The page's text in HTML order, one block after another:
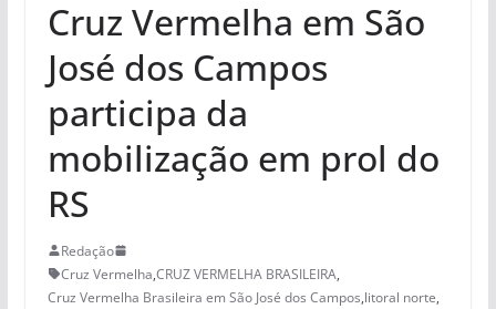
Cruz Vermelha em São
José dos Campos
participa da
mobilização em prol do
RS
Redação
Cruz Vermelha,CRUZ VERMELHA BRASILEIRA,
Cruz Vermelha Brasileira em São José dos Campos,litoral norte,